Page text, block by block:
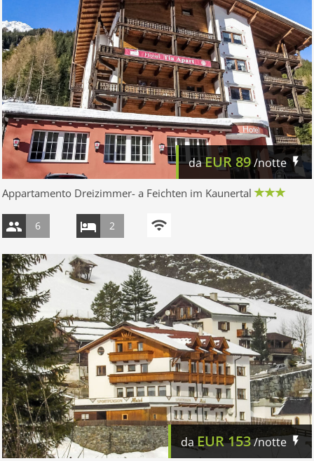
daEUR 89/notte
Appartamento Dreizimmer- a Feichten im Kaunertal
6 2
daEUR153/notte